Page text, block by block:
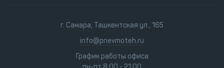
г. Самара, Ташкентская ул., 165
info@pnevmoteh.ru
График работы офиса